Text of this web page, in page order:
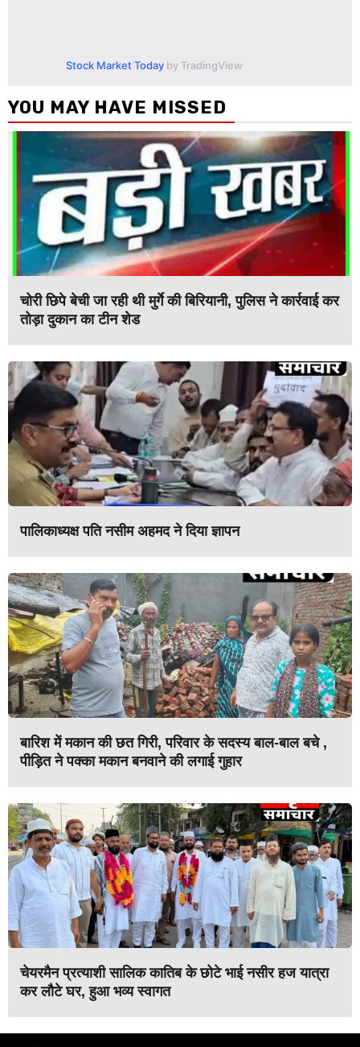
Stock Market Today by TradingView
YOU MAY HAVE MISSED
चोरी छिपे बेची जा रही थी मुर्गे की बिरियानी, पुलिस ने कार्रवाई कर
तोड़ा दुकान का टीन शेड
पालिकाध्यक्ष पति नसीम अहमद ने दिया ज्ञापन
बारिश में मकान की छत गिरी, परिवार के सदस्य बाल-बाल बचे ,
पीड़ित ने पक्का मकान बनवाने की लगाई गुहार
चेयरमैन प्रत्याशी सालिक कातिब के छोटे भाई नसीर हज यात्रा
कर लौटे घर, हुआ भव्य स्वागत